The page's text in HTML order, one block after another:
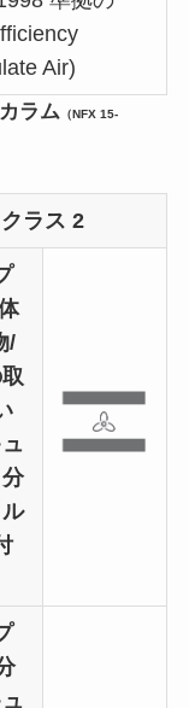
Air)
ラム（NFX 15-
クラス 2
/